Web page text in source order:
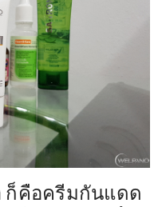
ก็คือครีมกันแดด